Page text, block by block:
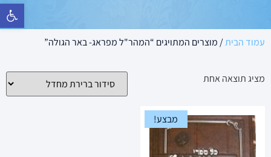
פתח סרגל
עמוד הבית/ מוצרים המתויגים “המהר"ל מפראג- באר הגולה”
מציג תוצאה אחת
מבצע!